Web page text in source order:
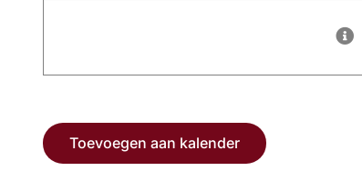
Toevoegen aan kalender